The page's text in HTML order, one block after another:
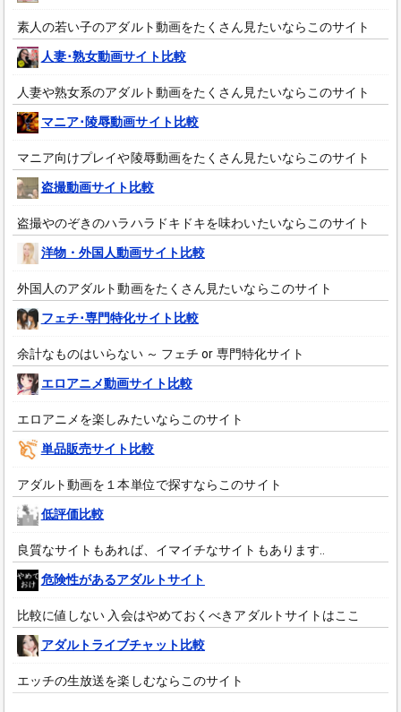
素人の若い子のアダルト動画をたくさん見たいならこのサイト
人妻･熟女動画サイト比較
人妻や熟女系のアダルト動画をたくさん見たいならこのサイト
マニア･陵辱動画サイト比較
マニア向けプレイや陵辱動画をたくさん見たいならこのサイト
盗撮動画サイト比較
盗撮やのぞきのハラハラドキドキを味わいたいならこのサイト
洋物・外国人動画サイト比較
外国人のアダルト動画をたくさん見たいならこのサイト
フェチ･専門特化サイト比較
余計なものはいらない ～ フェチ or 専門特化サイト
エロアニメ動画サイト比較
エロアニメを楽しみたいならこのサイト
単品販売サイト比較
アダルト動画を１本単位で探すならこのサイト
低評価比較
良質なサイトもあれば、イマイチなサイトもあります‥
危険性があるアダルトサイト
比較に値しない 入会はやめておくべきアダルトサイトはここ
アダルトライブチャット比較
エッチの生放送を楽しむならこのサイト